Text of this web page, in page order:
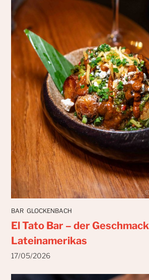
BAR GLOCKENBACH
El Tato Bar – der Geschmack
Lateinamerikas
17/05/2026